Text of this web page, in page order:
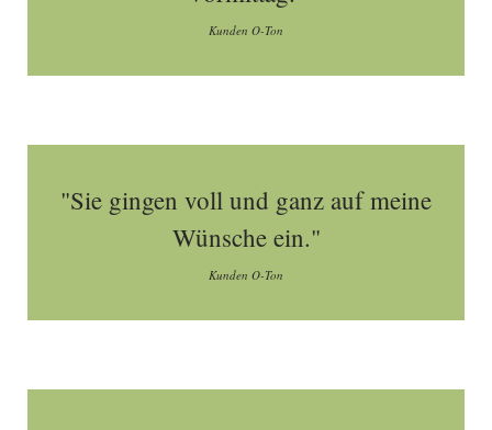
Kunden O-Ton
"Sie gingen voll und ganz auf meine
Wünsche ein."
Kunden O-Ton